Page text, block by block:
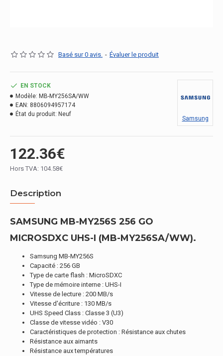
Basé sur 0 avis. - Évaluer le produit
122.36€
Hors TVA: 104.58€
EN STOCK
Modèle: MB-MY256SA/WW
EAN: 8806094957174
État du produit: Neuf
Samsung
Description
SAMSUNG MB-MY256S 256 GO
MICROSDXC UHS-I (MB-MY256SA/WW).
Samsung MB-MY256S
Capacité : 256 GB
Type de carte flash : MicroSDXC
Type de mémoire interne : UHS-I
Vitesse de lecture : 200 MB/s
Vitesse d'écriture : 130 MB/s
UHS Speed Class : Classe 3 (U3)
Classe de vitesse vidéo : V30
Caractéristiques de protection : Résistance aux chutes
Résistance aux aimants
Résistance aux températures